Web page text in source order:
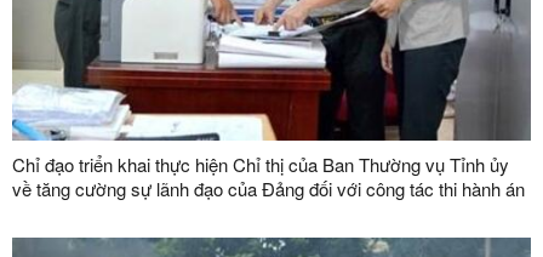
Chỉ đạo triển khai thực hiện Chỉ thị của Ban Thường vụ Tỉnh ủy
về tăng cường sự lãnh đạo của Đảng đối với công tác thi hành án